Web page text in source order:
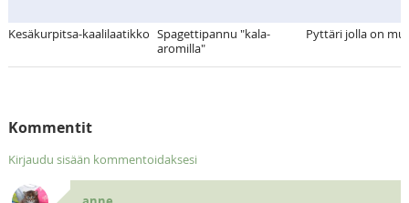
Kesäkurpitsa-kaalilaatikko Spagettipannu "kala-
aromilla"
Pyttäri jolla on
Kommentit
Kirjaudu sisään kommentoidaksesi